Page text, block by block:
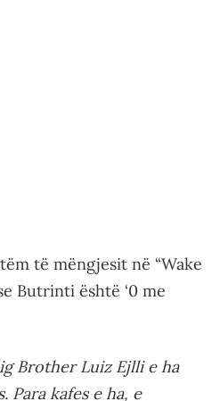
të mëngjesit në “Wake
Butrinti është ‘0 me
Brother Luiz Ejlli e ha
kafes e ha, e